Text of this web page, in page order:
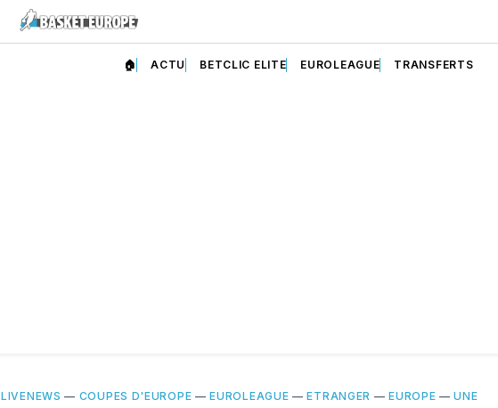
🏠 ACTU BETCLIC ELITE EUROLEAGUE TRANSFERTS
LIVENEWS — COUPES D'EUROPE —EUROLEAGUE —ETRANGER —EUROPE —UNE